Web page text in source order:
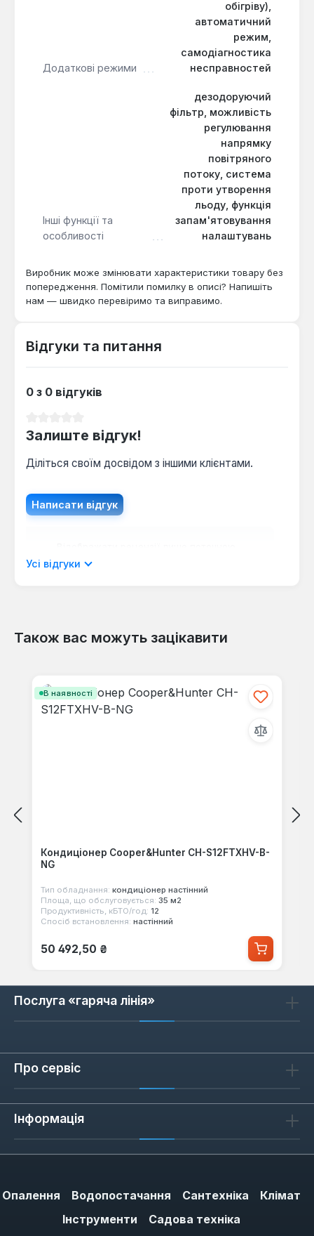
Додаткові режими
обігріву),
автоматичний
режим,
самодіагностика
несправностей
Інші функції та
особливості
дезодоруючий
фільтр, можливість
регулювання
напрямку
повітряного
потоку, система
проти утворення
льоду, функція
запам'ятовування
налаштувань
Виробник може змінювати характеристики товару без
попередження. Помітили помилку в описі? Напишіть
нам — швидко перевіримо та виправимо.
Відгуки та питання
0 з 0 відгуків
Залиште відгук!
Діліться своїм досвідом з іншими клієнтами.
Написати відгук
мовою.
Відгуків не знайдено. Поділіться
Усі відгуки
Також вас можуть зацікавити
В наявності
Кондиціонер Cooper&Hunter CH-S12FTXHV-B-
NG
Тип обладнання: кондиціонер настінний
Площа, що обслуговується: 35 м2
Продуктивність, кБТО/год: 12
Спосіб встановлення: настінний
Звичайна ціна:
50 492,50 ₴
Послуга «гаряча лінія»
Про сервіс
Інформація
Опалення Водопостачання Сантехніка
Клімат
Інструменти
Садова техніка